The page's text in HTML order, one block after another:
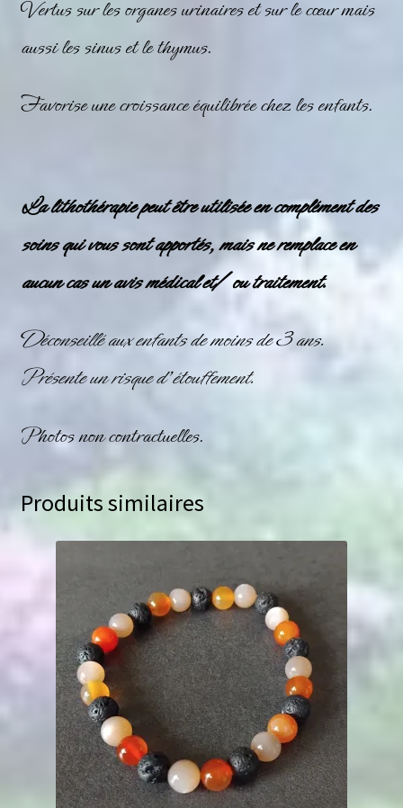
Vertus sur les organes urinaires et sur le cœur mais
aussi les sinus et le thymus.
Favorise une croissance équilibrée chez les enfants.
La lithothérapie peut être utilisée en complément des
soins qui vous sont apportés, mais ne remplace en
aucun cas un avis médical et/ ou traitement.
Déconseillé aux enfants de moins de 3 ans.
Présente un risque d’étouffement.
Photos non contractuelles.
Produits similaires